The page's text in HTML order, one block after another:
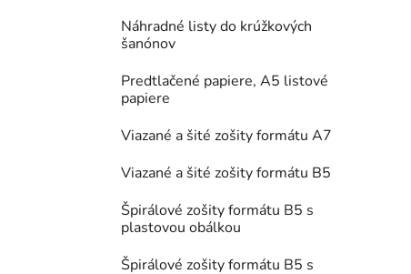
Náhradné listy do krúžkových
šanónov
Predtlačené papiere, A5 listové
papiere
Viazané a šité zošity formátu A7
Viazané a šité zošity formátu B5
Špirálové zošity formátu B5 s
plastovou obálkou
Špirálové zošity formátu B5 s